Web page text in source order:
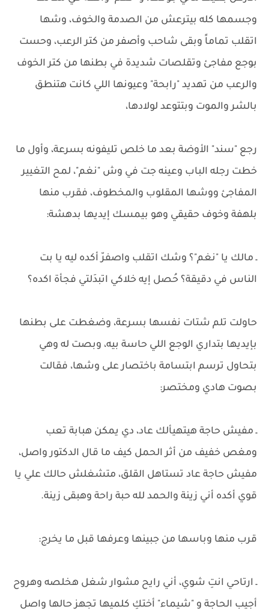
وجسمها كله بيترعش من الصدمة والخوف، وشها
اتقلب تماماً وبقى شاحب وأصفر من كتر الرعب، وحست
بوجع مفاجئ وتقلصات شديدة في بطنها من كتر الخوف
والرعب من تهديد "رابحة" وعيونها اللي كانت هتنطق
بالشر والموت وبتتوعد لولادها،
رجع "سند" الأوضة بعد ما خلص تليفونه بسرعة، وأول ما
خطت رجله الباب وعينه جت في وش "نغم"، لمح التغيير
المفاجئ ووشها المقلوب والمخطوف، فقرب منها
بلهفة وخوف حقيقي وهو بيمسك إيديها بدهشة:
ـ مالك يا "نغم"؟ وشك اتقلب واصفرّ أكده ليه يا بت
الناس في دقيقة؟ حُصل إيه خلاكي اتبدَلتي فجأة اكده؟
حاولت تلم شتات نفسها بسرعة، وضغطت على بطنها
بإيديها بتداري الوجع اللي حاسة بيه، وبصت له وهي
بتحاول ترسم ابتسامة باختصار على وشها، فقالت
بصوت هادي ومختصر:
ـ مفيش حاجة هيتهيألك عاد، دي يمكن هبابة تعب
ومغص خفيف من أثر الحمل كيف ما قال الدكتور واصل،
مفيش حاجة عاد تستاهل القلق، متشغلش حالك علي يا
قوي أكده أني زينة والحمد لله حبة راحة وهبقى زينة.
قرب منها وباسها من جبينها وعرفها قبل ما يخرج:
ـ ارتاحي انتِ شوي، أني رايح مشوار شغل هخلصه وهروح
أجيب الحاجة و "شيماء" أختكِ كلميها تجهز حالها واصل